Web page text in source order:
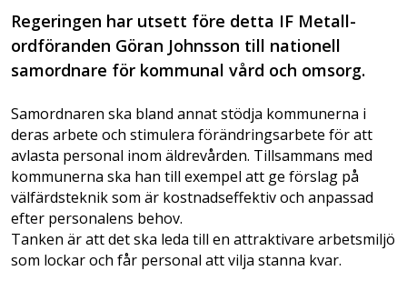
Regeringen har utsett före detta IF Metall-
ordföranden Göran Johnsson till nationell
samordnare för kommunal vård och omsorg.
Samordnaren ska bland annat stödja kommunerna i
deras arbete och stimulera förändringsarbete för att
avlasta personal inom äldrevården. Tillsammans med
kommunerna ska han till exempel att ge förslag på
välfärdsteknik som är kostnadseffektiv och anpassad
efter personalens behov.
Tanken är att det ska leda till en attraktivare arbetsmiljö
som lockar och får personal att vilja stanna kvar.